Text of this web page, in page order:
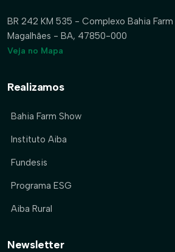
BR 242 KM 535 - Complexo Bahia Farm
Magalhães - BA, 47850-000
Veja no Mapa
Realizamos
Bahia Farm Show
Instituto Aiba
Fundesis
Programa ESG
Aiba Rural
Newsletter